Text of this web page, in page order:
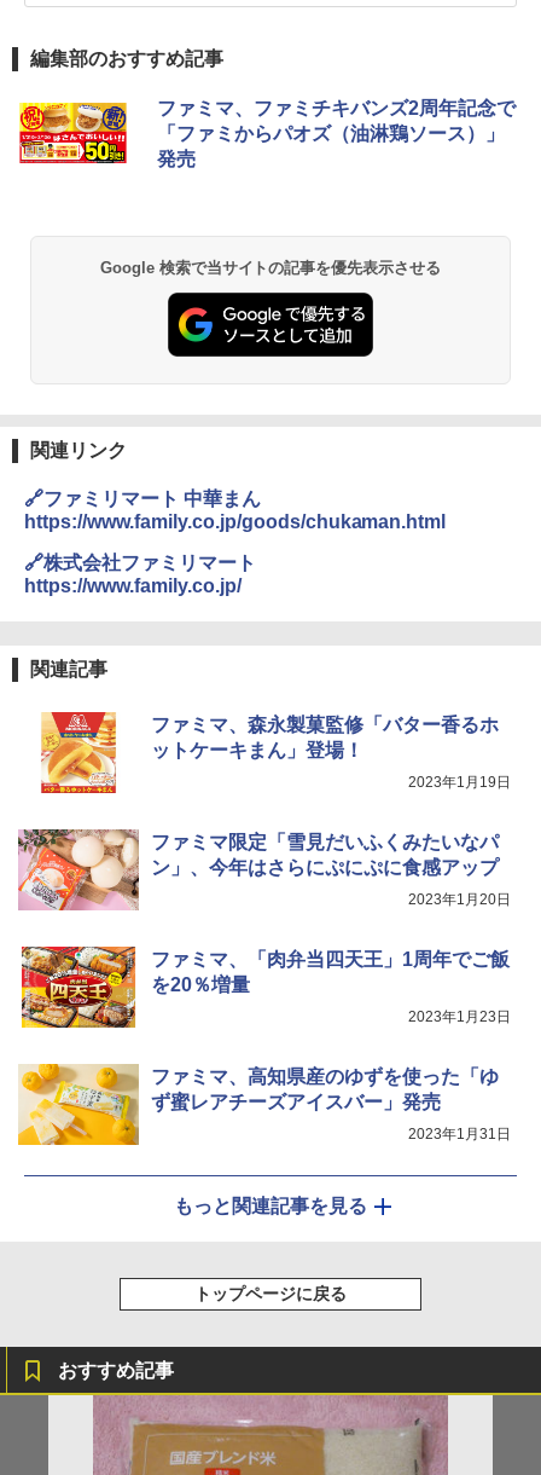
編集部のおすすめ記事
ファミマ、ファミチキバンズ2周年記念で
「ファミからパオズ（油淋鶏ソース）」
発売
Google 検索で当サイトの記事を優先表示させる
関連リンク
🔗ファミリマート 中華まん
https://www.family.co.jp/goods/chukaman.html
🔗株式会社ファミリマート
https://www.family.co.jp/
関連記事
ファミマ、森永製菓監修「バター香るホ
ットケーキまん」登場！
2023年1月19日
ファミマ限定「雪見だいふくみたいなパ
ン」、今年はさらにぷにぷに食感アップ
2023年1月20日
ファミマ、「肉弁当四天王」1周年でご飯
を20％増量
2023年1月23日
ファミマ、高知県産のゆずを使った「ゆ
ず蜜レアチーズアイスバー」発売
2023年1月31日
もっと関連記事を見る
トップページに戻る
おすすめ記事